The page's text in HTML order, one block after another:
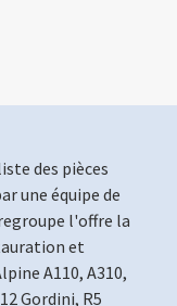
des pièces
une équipe de
l'offre la
et
A110, A310,
Gordini, R5